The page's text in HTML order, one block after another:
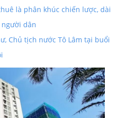
là phân khúc chiến lược, dài
dân
Chủ tịch nước Tô Lâm tại buổi